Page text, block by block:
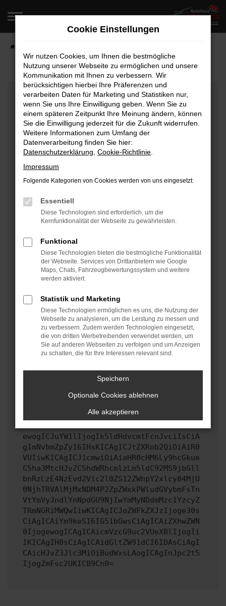
Zum
springen
Fehler: Network Error
Beim Laden ist ein Fehler aufgetreten.
Hier sind ein paar Tipps, die dir helfen können:
Überprüfe deine Firewall und deine
Internetverbindung.
Laden andere Webseiten, zum Beispiel deine
Manche Erweiterungen, wie Werbeblocker, können
das Laden bestimmter Seiten verhindern.
Funktioniert die Seite in einem anderen Browser
Starte dein Gerät neu.
Das kann manchmal helfen, vorübergehende
Probleme zu beheben.
Betriebssystem auf dem neuesten Stand sind.
Veraltete Software birgt nicht nur ein
Sicherheitsrisiko, sondern kann auch dazu führen,
dass bestimmte Funktionen nicht mehr unterstützt
werden.
Wende dich an den Webseitenbetreiber.
Wenn du alle oben genannten Schritte versucht hast,
kontaktiere uns bitte. Wir werden versuchen, das
Problem zu beheben. Du kannst uns diesen Text
schicken, um uns bei der Fehlersuche zu
ewogICJuYW1lIjogIk5ldHdvcmtFcnJvciIsCiA
gImNvbmZpZyI6IHsKICAgICJtZXRob2QiOiAiR0
VUIiwKICAgICJ1cmwiOiAiaHR0cHM6Ly9hcGkue
C5ha3MtcHJvZC5hdWRhcmlzLm5ldC92MS9jbGll
bnRzLzE4NzEvd2Vic2l0ZS12ZWhpY2xlcy84MjU
0NjhTRVAlMjMxNDM4P2ZpZWxkPWludGVybmFsTn
VtYmVyJndlYnNpdGU9NjIwYmMyNDdmMzc1YzcyZ
TRmNGRiMWQwIiwKICAgICJoZWFkZXJzIjoge30s
CiAgICAiYm9keSI6IG51bGwsCiAgICAiZXhwZWN
0IjogewogICAgICAicmVzcG9uc2VUeXBlIjogIi
IKICAgIH0sCiAgICAidGltZW91dCI6IDAsCiAgI
CAicHJvZ3Jlc3MiOiBudWxsLAogICAgInJpc2t5
IjogZmFsc2UKICB9Cn0=
Cookie Einstellungen
Wir nutzen Cookies, um Ihnen die bestmögliche
Nutzung unserer Webseite zu ermöglichen und unsere
Kommunikation mit Ihnen zu verbessern. Wir
berücksichtigen hierbei Ihre Präferenzen und
verarbeiten Daten für Marketing und Statistiken nur,
wenn Sie uns Ihre Einwilligung geben. Wenn Sie zu
einem späteren Zeitpunkt Ihre Meinung ändern, können
Sie die Einwilligung jederzeit für die Zukunft widerrufen.
Weitere Informationen zum Umfang der
Datenverarbeitung finden Sie hier:
Datenschutzerklärung Cookie-Richtlinie
Impressum
Folgende Kategorien von Cookies werden von uns eingesetzt:
Essentiell
Diese Technologien sind erforderlich, um die
Kernfunktionalität der Webseite zu gewährleisten.
Funktional
Diese Technologien bieten die bestmögliche Funktionalität
der Webseite. Services von Drittanbietern wie Google
Maps, Chats, Fahrzeugbewertungssystem und weitere
werden aktiviert.
Statistik und Marketing
Diese Technologien ermöglichen es uns, die Nutzung der
Webseite zu analysieren, um die Leistung zu messen und
zu verbessern. Zudem werden Technologien eingesetzt,
die von dritten Werbetreibenden verwendet werden, um
Sie auf anderen Webseiten zu verfolgen und um Anzeigen
zu schalten, die für Ihre Interessen relevant sind.
Speichern
Optionale Cookies ablehnen
Alle akzeptieren